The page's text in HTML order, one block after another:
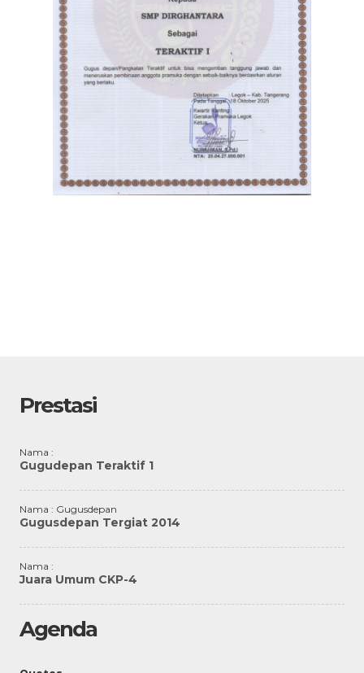
Prestasi
Nama :
Gugudepan Teraktif 1
Nama : Gugusdepan
Gugusdepan Tergiat 2014
Nama :
Juara Umum CKP-4
Agenda